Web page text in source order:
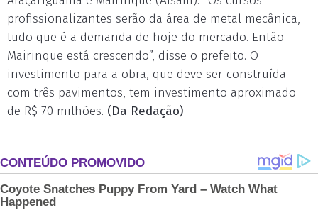
profissionalizantes serão da área de metal mecânica,
tudo que é a demanda de hoje do mercado. Então
Mairinque está crescendo”, disse o prefeito. O
investimento para a obra, que deve ser construída
com três pavimentos, tem investimento aproximado
de R$ 70 milhões. (Da Redação)